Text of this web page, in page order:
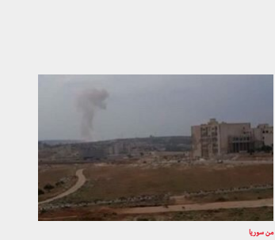
من سوريا